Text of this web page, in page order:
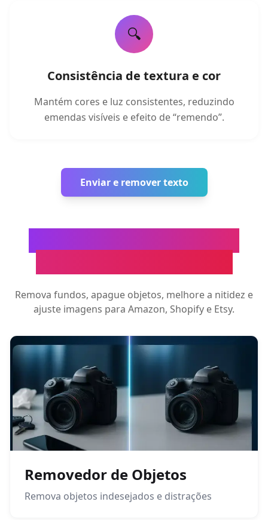
🔍
Consistência de textura e cor
Mantém cores e luz consistentes, reduzindo
emendas visíveis e efeito de “remendo”.
Enviar e remover texto
Remova fundos, apague objetos, melhore a nitidez e
ajuste imagens para Amazon, Shopify e Etsy.
Removedor de Objetos
Remova objetos indesejados e distrações